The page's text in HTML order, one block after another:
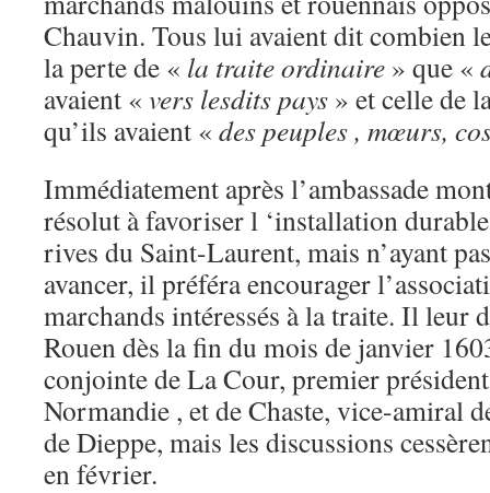
Chauvin. Tous lui avaient dit combien
la perte de « la traite ordinaire » que «
avaient « vers lesdits pays » et celle de
qu’ils avaient « des peuples , mœurs,
Immédiatement après l’ambassade
résolut à favoriser l ‘installation
rives du Saint-Laurent, mais n’ayant
avancer, il préféra encourager
marchands intéressés à la traite. Il leur
Rouen dès la fin du mois de janvier
conjointe de La Cour, premier
Normandie , et de Chaste, vice-amiral
de Dieppe, mais les discussions
en février.